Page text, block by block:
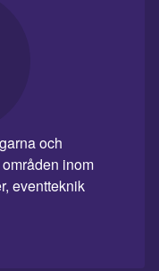
och
inom
eventteknik